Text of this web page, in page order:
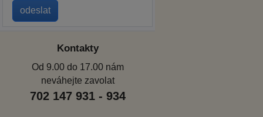
Kontakty
Od 9.00 do 17.00 nám
neváhejte zavolat
702 147 931 - 934